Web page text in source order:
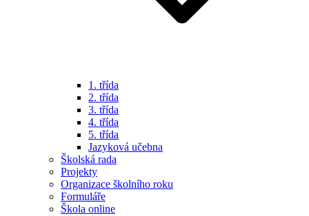
1. třída
2. třída
3. třída
4. třída
5. třída
Jazyková učebna
Školská rada
Projekty
Organizace školního roku
Formuláře
Škola online